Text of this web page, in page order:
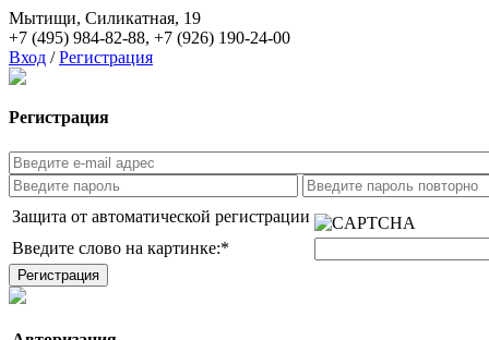
Мытищи, Силикатная, 19
+7 (495) 984-82-88, +7 (926) 190-24-00
Вход / Регистрация
Регистрация
Защита от автоматической регистрации
Введите слово на картинке:*